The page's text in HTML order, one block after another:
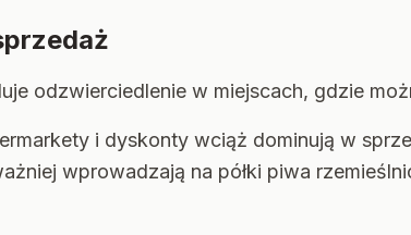
odzwierciedlenie w miejscach, gdzie
i dyskonty wciąż dominują w
wprowadzają na półki piwa